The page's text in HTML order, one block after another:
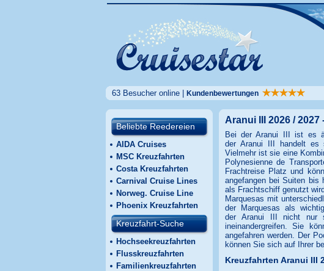
63 Besucher online | Kundenbewertungen
Beliebte Reedereien
AIDA Cruises
MSC Kreuzfahrten
Costa Kreuzfahrten
Carnival Cruise Lines
Norweg. Cruise Line
Phoenix Kreuzfahrten
Kreuzfahrt-Suche
Hochseekreuzfahrten
Flusskreuzfahrten
Familienkreuzfahrten
Aranui III 2026 /
Bei der Aranui III ist es
der Aranui III handelt es
Vielmehr ist sie eine
Polynesienne de
Frachtreise Platz und
angefangen bei Suiten bis
als Frachtschiff genutzt
Marquesas mit
der Marquesas als
der Aranui III nicht nur
ineinandergreifen. Sie
angefahren werden. Der
können Sie sich auf Ihrer
Kreuzfahrten Aranui III